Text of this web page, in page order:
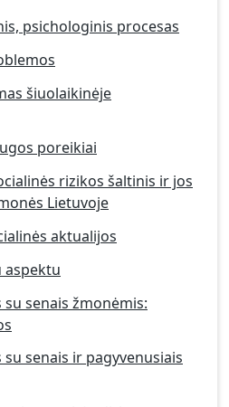
psichologinis procesas
šiuolaikinėje
poreikiai
rizikos šaltinis ir jos
Lietuvoje
aktualijos
aspektu
senais žmonėmis:
senais ir pagyvenusiais